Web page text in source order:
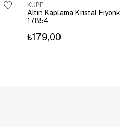
KÜPE
17854
₺179,00